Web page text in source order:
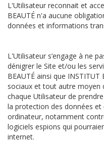
L'Utilisateur reconnait et
BEAUTÉ n'a aucune
données et informations
L'Utilisateur s’engage à ne
dénigrer le Site et/ou les
BEAUTÉ ainsi que INSTITUT
sociaux et tout autre moyen
chaque Utilisateur de
la protection des données
ordinateur, notamment
logiciels espions qui
internet.